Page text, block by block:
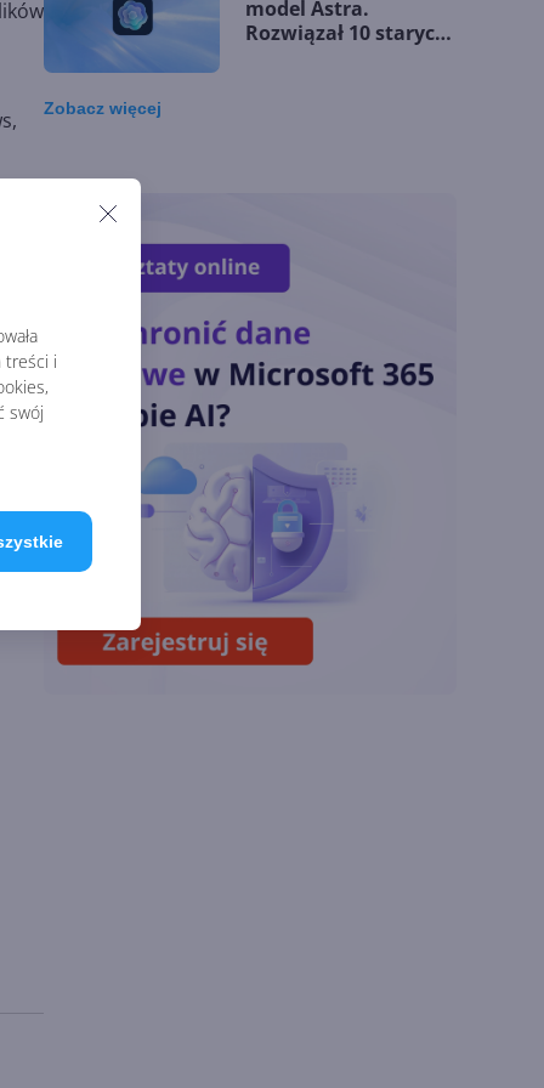
treści i
swój
model Astra.
Rozwiązał 10 starych
Lista zmian w
Microsoft 365 Copilot.
Podsumowanie lipca
2026
modeli GPT-5.6.
Odpowiedź na presję
Chin
Miliardy z AI i
chmury. Microsoft
ogłasza znakomite
wyniki i
Zobaczwięcej